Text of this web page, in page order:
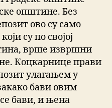
општине. Без
ово су само
су по својој
врше извршни
Коцкарнице прави
улагањем у
бави овим
бави, и њена